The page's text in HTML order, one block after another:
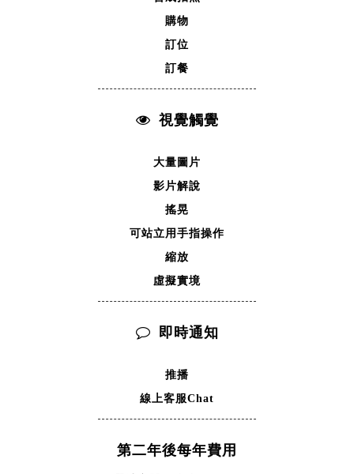
購物
訂位
訂餐
視覺觸覺
大量圖片
影片解說
搖晃
可站立用手指操作
縮放
虛擬實境
即時通知
推播
線上客服Chat
第二年後每年費用